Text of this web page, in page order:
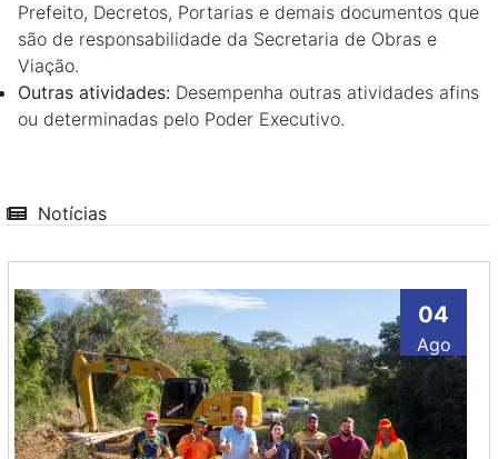
Prefeito, Decretos, Portarias e demais documentos que
são de responsabilidade da Secretaria de Obras e
Viação.
Outras atividades: Desempenha outras atividades afins
ou determinadas pelo Poder Executivo.
Notícias
04
Ago